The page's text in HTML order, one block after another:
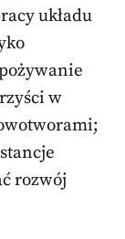
układu
w
rozwój